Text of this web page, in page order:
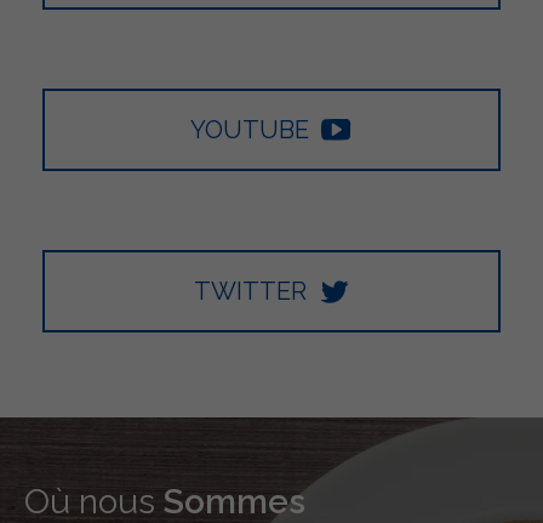
YOUTUBE
TWITTER
Où nous Sommes